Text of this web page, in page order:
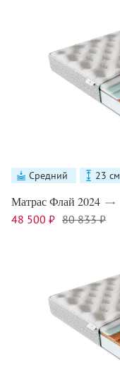
Средний 23 см
Матрас Флай 2024
48 500 ₽ 80 833 ₽